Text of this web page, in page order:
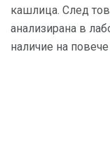
кашлица. След
анализирана в
наличие на